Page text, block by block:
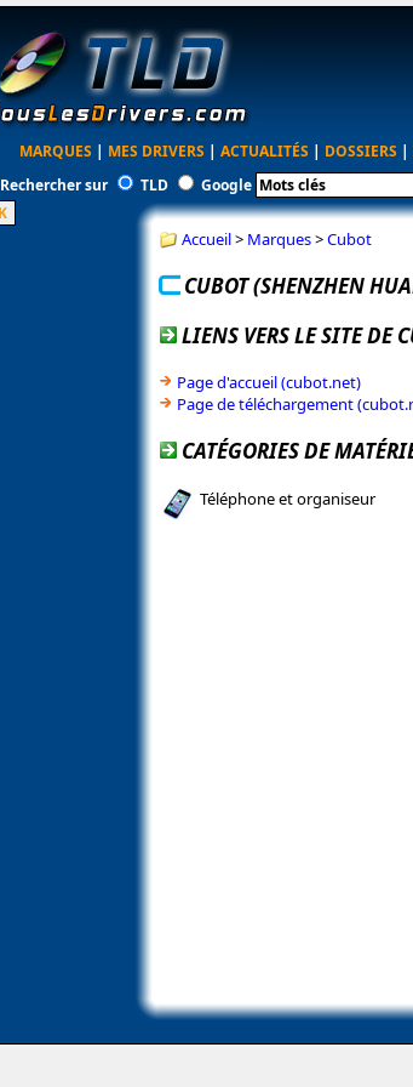
MARQUES | MES DRIVERS | ACTUALITÉS | DOSSIERS |
Rechercher sur
TLD Google
Accueil> Marques>Cubot
CUBOT (SHENZHEN
LIENS VERS LE SITE DE
Page d'accueil (cubot.net)
Page de téléchargement
CATÉGORIES DE
Téléphone et organiseur